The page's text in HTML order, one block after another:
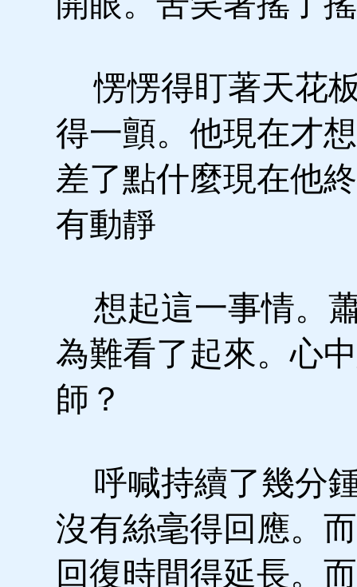
愣愣得盯著天花
得一顫。他現在才
差了點什麼現在他
有動靜
想起這一事情。
為難看了起來。心
師？
呼喊持續了幾分
沒有絲毫得回應。
回復時間得延長。